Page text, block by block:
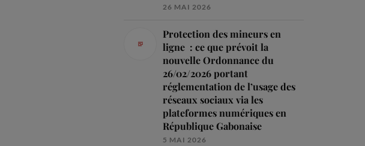
26 MAI 2026
Protection des mineurs en
ligne : ce que prévoit la
nouvelle Ordonnance du
26/02/2026 portant
réglementation de l’usage des
réseaux sociaux via les
plateformes numériques en
République Gabonaise
5 MAI 2026